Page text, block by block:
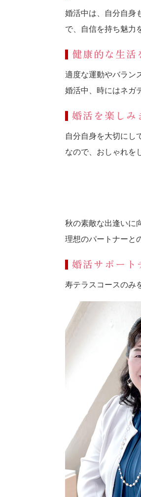
婚活中は、自分自身
で、自信を持ち魅力
健康的な生活
適度な運動やバラン
婚活中、時にはネガ
婚活を楽しみ
自分自身を大切にし
なので、おしゃれを
秋の素敵な出逢いに
理想のパートナーと
婚活サポー
寿テラスコースのみ